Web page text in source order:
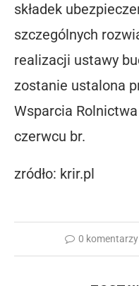
składek
szczególnych
realizacji ustawy
zostanie ustalona
Wsparcia
czerwcu br.
zródło: krir.pl
0 komentarzy